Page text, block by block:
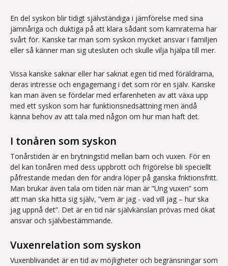
En del syskon blir tidigt självständiga i jämförelse med sina
jämnåriga och duktiga på att klara sådant som kamraterna har
svårt för. Kanske tar man som syskon mycket ansvar i familjen
eller så känner man sig utesluten och skulle vilja hjälpa till mer.
Vissa kanske saknar eller har saknat egen tid med föräldrarna,
deras intresse och engagemang i det som rör en själv. Kanske
kan man även se fördelar med erfarenheten av att växa upp
med ett syskon som har funktionsnedsättning men ändå
känna behov av att tala med någon om hur man haft det.
I tonåren som syskon
Tonårstiden är en brytningstid mellan barn och vuxen. För en
del kan tonåren med dess uppbrott och frigörelse bli speciellt
påfrestande medan den för andra löper på ganska friktionsfritt.
Man brukar även tala om tiden när man är ”Ung vuxen” som
att man ska hitta sig själv, ”vem är jag - vad vill jag – hur ska
jag uppnå det”. Det är en tid när självkänslan prövas med ökat
ansvar och självbestämmande.
Vuxenrelation som syskon
Vuxenblivandet är en tid av möjligheter och begränsningar som